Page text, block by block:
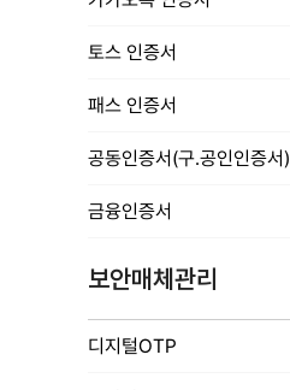
토스 인증서
패스 인증서
공동인증서(구.공인인증서)
금융인증서
보안매체관리
디지털OTP